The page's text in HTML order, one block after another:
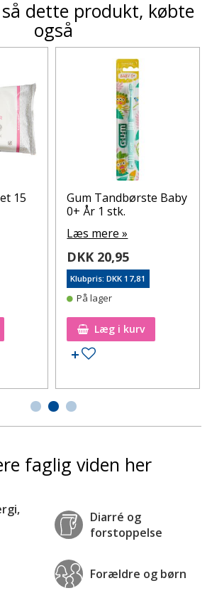
dette produkt, købte
også
15
Gum Tandbørste Baby
0+ År 1 stk.
Læs mere »
DKK 20,95
Klubpris: DKK 17,81
På lager
Læg i kurv
Tilføj til ønskeseddel
faglig viden her
Diarré og
forstoppelse
Forældre og børn